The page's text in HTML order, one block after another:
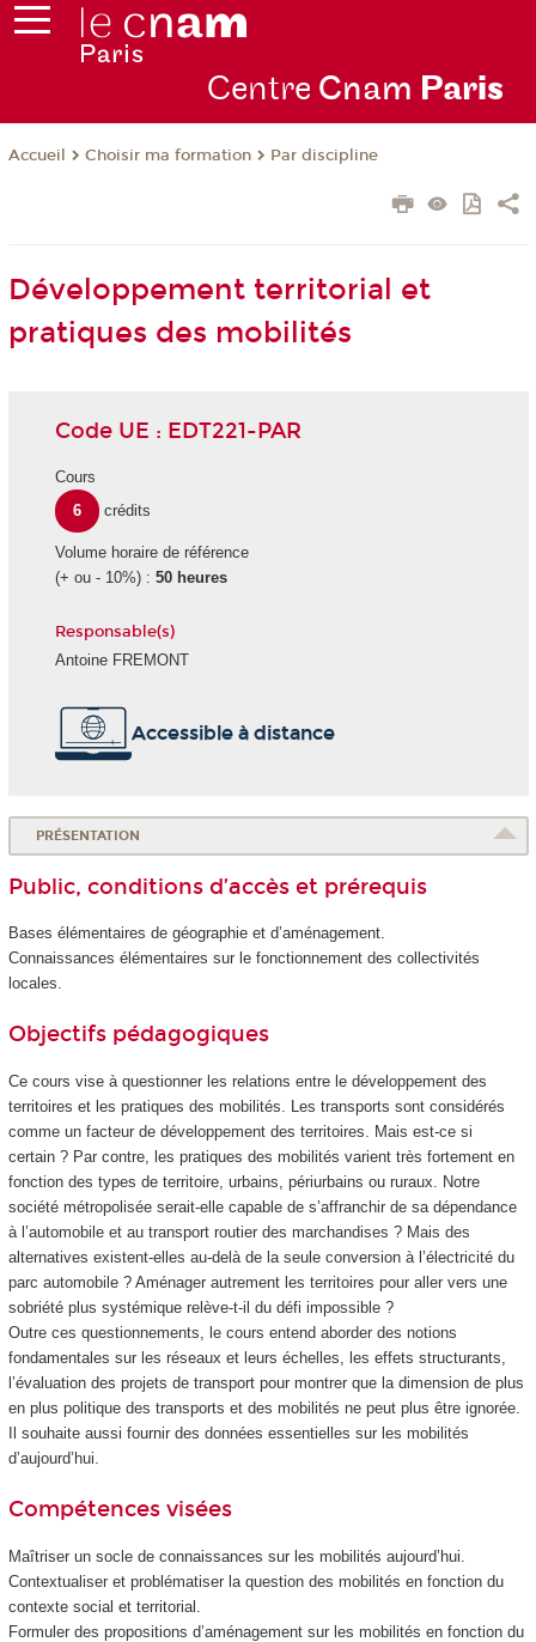
Centre Cnam Paris
Accueil Choisir ma formation Par discipline
Développement territorial et
pratiques des mobilités
Code UE : EDT221-PAR
Cours
6
crédits
Volume horaire de référence
(+ ou - 10%) : 50 heures
Responsable(s)
Antoine FREMONT
Accessible à distance
PRÉSENTATION
Public, conditions d’accès et prérequis
Bases élémentaires de géographie et d’aménagement.
Connaissances élémentaires sur le fonctionnement des collectivités
locales.
Objectifs pédagogiques
Ce cours vise à questionner les relations entre le développement des
territoires et les pratiques des mobilités. Les transports sont considérés
comme un facteur de développement des territoires. Mais est-ce si
certain ? Par contre, les pratiques des mobilités varient très fortement en
fonction des types de territoire, urbains, périurbains ou ruraux. Notre
société métropolisée serait-elle capable de s’affranchir de sa dépendance
à l’automobile et au transport routier des marchandises ? Mais des
alternatives existent-elles au-delà de la seule conversion à l’électricité du
parc automobile ? Aménager autrement les territoires pour aller vers une
sobriété plus systémique relève-t-il du défi impossible ?
Outre ces questionnements, le cours entend aborder des notions
fondamentales sur les réseaux et leurs échelles, les effets structurants,
l’évaluation des projets de transport pour montrer que la dimension de plus
en plus politique des transports et des mobilités ne peut plus être ignorée.
Il souhaite aussi fournir des données essentielles sur les mobilités
d’aujourd’hui.
Compétences visées
Maîtriser un socle de connaissances sur les mobilités aujourd’hui.
Contextualiser et problématiser la question des mobilités en fonction du
contexte social et territorial.
Formuler des propositions d’aménagement sur les mobilités en fonction du